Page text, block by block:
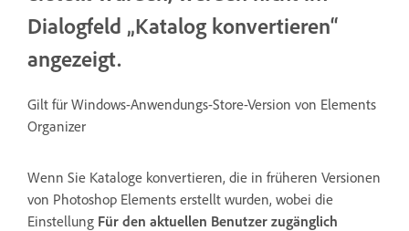
Dialogfeld „Katalog konvertieren“
angezeigt.
Gilt für Windows-Anwendungs-Store-Version von Elements
Organizer
Wenn Sie Kataloge konvertieren, die in früheren Versionen
von Photoshop Elements erstellt wurden, wobei die
Einstellung Für den aktuellen Benutzer zugänglich